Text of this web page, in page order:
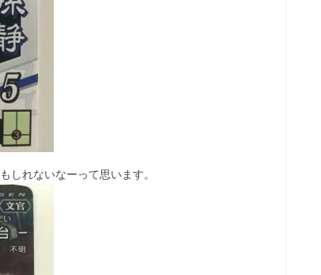
しれないなーって思います。